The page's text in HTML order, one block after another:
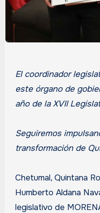
El coordinador
este órgano de
año de la XVII
Seguiremos
transformación de
Chetumal, Quintana
Humberto Aldana
legislativo de